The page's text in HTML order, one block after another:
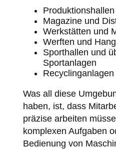
Magazine und
Werkstätten und
Werften und
Sporthallen und
Sportanlagen
Was all diese
haben, ist, dass
präzise arbeiten
komplexen Aufgaben
Bedienung von